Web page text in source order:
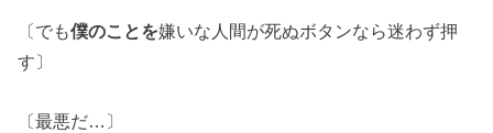
〔でも僕のことを嫌いな人間が死ぬボタンなら迷わず押
す〕
〔最悪だ…〕